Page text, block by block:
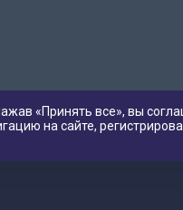
«Принять все», вы
на сайте,